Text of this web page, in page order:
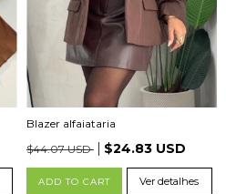
Blazer alfaiataria
$44.07 USD
$24.83 USD
ADD TO CART Ver detalhes